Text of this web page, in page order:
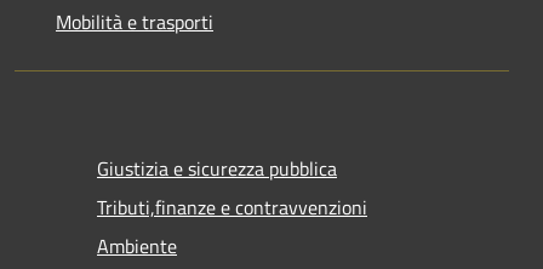
Mobilità e trasporti
Giustizia e sicurezza pubblica
Tributi,finanze e contravvenzioni
Ambiente